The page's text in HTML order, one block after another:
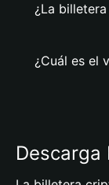
¿La
¿Cuál es el
Descarga